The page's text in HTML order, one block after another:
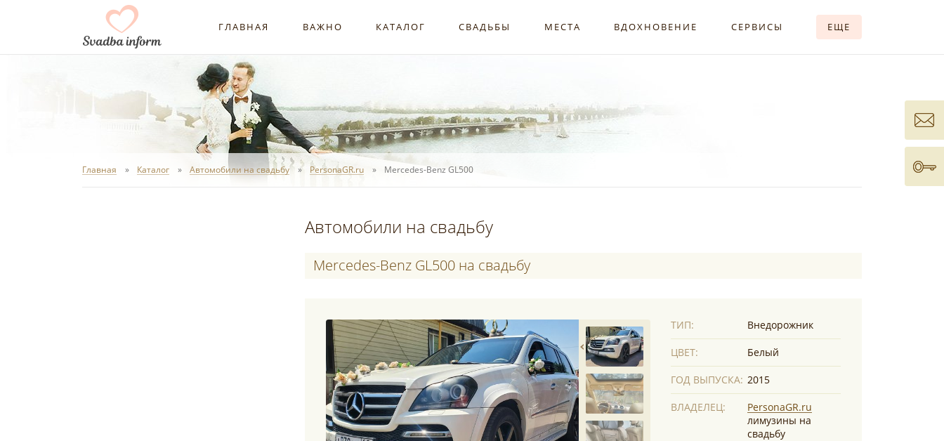
ГЛАВНАЯ ВАЖНО КАТАЛОГ СВАДЬБЫ МЕСТА ВДОХНОВЕНИЕ СЕРВИСЫ ЕЩЕ
Главная Каталог Автомобили на свадьбу PersonaGR.ru Mercedes-Benz GL500
Автомобили на свадьбу
Mercedes-Benz GL500 на свадьбу
ТИП: Внедорожник
ЦВЕТ: Белый
ГОД ВЫПУСКА: 2015
ВЛАДЕЛЕЦ:
PersonaGR.ru
лимузины на
свадьбу